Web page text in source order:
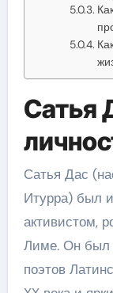
Сатья
Сатья Дас
Итурра) был
активистом,
Лиме. Он был
поэтов